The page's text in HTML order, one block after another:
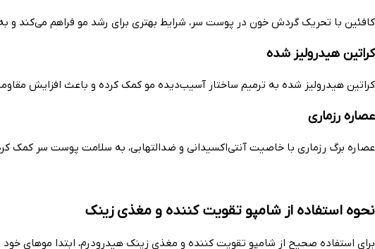
کافئین با تحریک گردش خون در پوست سر، شرایط بهتری برای رشد مو فراهم
کراتین هیدرولیز شده
کراتین هیدرولیز شده به ترمیم ساختار آسیب‌دیده مو کمک کرده و باعث افزایش
عصاره رزماری
عصاره برگ رزماری با خاصیت آنتی‌اکسیدانی و ضدالتهابی، به سلامت پوست سر کمک
نحوه استفاده از شامپو تقویت کننده و مغذی زینک
برای استفاده صحیح از شامپو تقویت کننده و مغذی زینک هیدرودرم، ابتدا موهای خود